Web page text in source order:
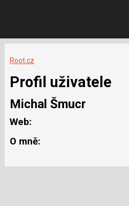
Root.cz
Profil uživatele
Michal Šmucr
Web:
O mně: